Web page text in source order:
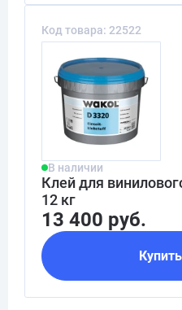
Код товара: 22522
В наличии
Клей для
12 кг
13 400 руб.
Купить